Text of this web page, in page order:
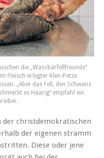
die „Wascbärfellfreunde“
Fleisch erlegter Klen-Petze
„Aber das Fell, den Schwanz
es Haarig“ empfahl ein
der christdemokratischen
der eigenen stramm
Diese oder jene